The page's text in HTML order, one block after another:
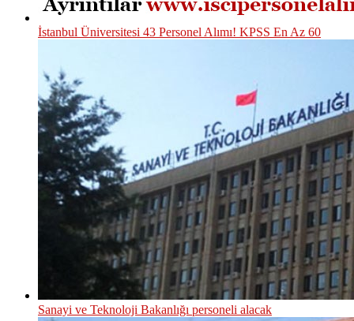
İstanbul Üniversitesi 43 Personel Alımı! KPSS En Az 60
Sanayi ve Teknoloji Bakanlığı personeli alacak